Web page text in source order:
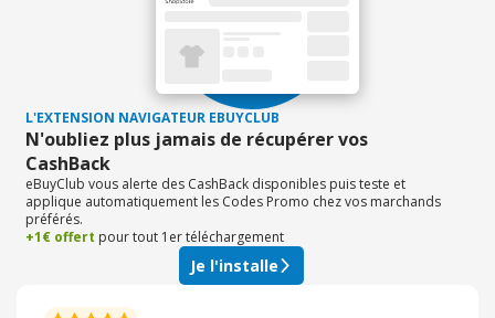
L'EXTENSION NAVIGATEUR EBUYCLUB
N'oubliez plus jamais de récupérer vos
CashBack
eBuyClub vous alerte des CashBack disponibles puis teste et
applique automatiquement les Codes Promo chez vos marchands
préférés.
+1€ offert pour tout 1er téléchargement
Je l'installe